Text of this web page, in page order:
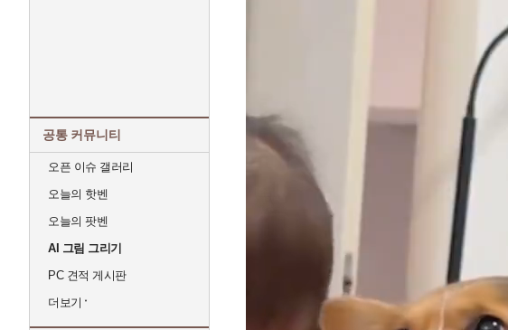
공통 커뮤니티
오픈 이슈 갤러리
오늘의 핫벤
오늘의 팟벤
AI 그림 그리기
PC 견적 게시판
더보기